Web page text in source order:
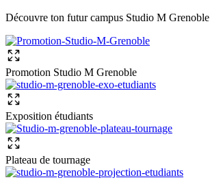
Découvre ton futur campus Studio M Grenoble
Promotion Studio M Grenoble
Exposition étudiants
Plateau de tournage